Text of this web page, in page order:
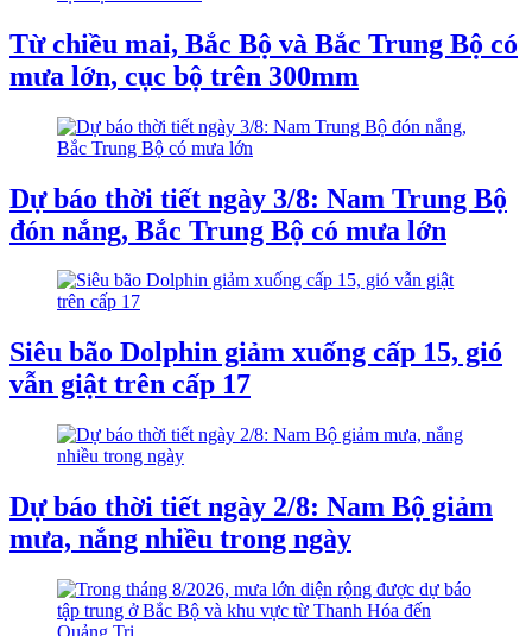
Từ chiều mai, Bắc Bộ và Bắc Trung Bộ có
mưa lớn, cục bộ trên 300mm
Dự báo thời tiết ngày 3/8: Nam Trung Bộ
đón nắng, Bắc Trung Bộ có mưa lớn
Siêu bão Dolphin giảm xuống cấp 15, gió
vẫn giật trên cấp 17
Dự báo thời tiết ngày 2/8: Nam Bộ giảm
mưa, nắng nhiều trong ngày